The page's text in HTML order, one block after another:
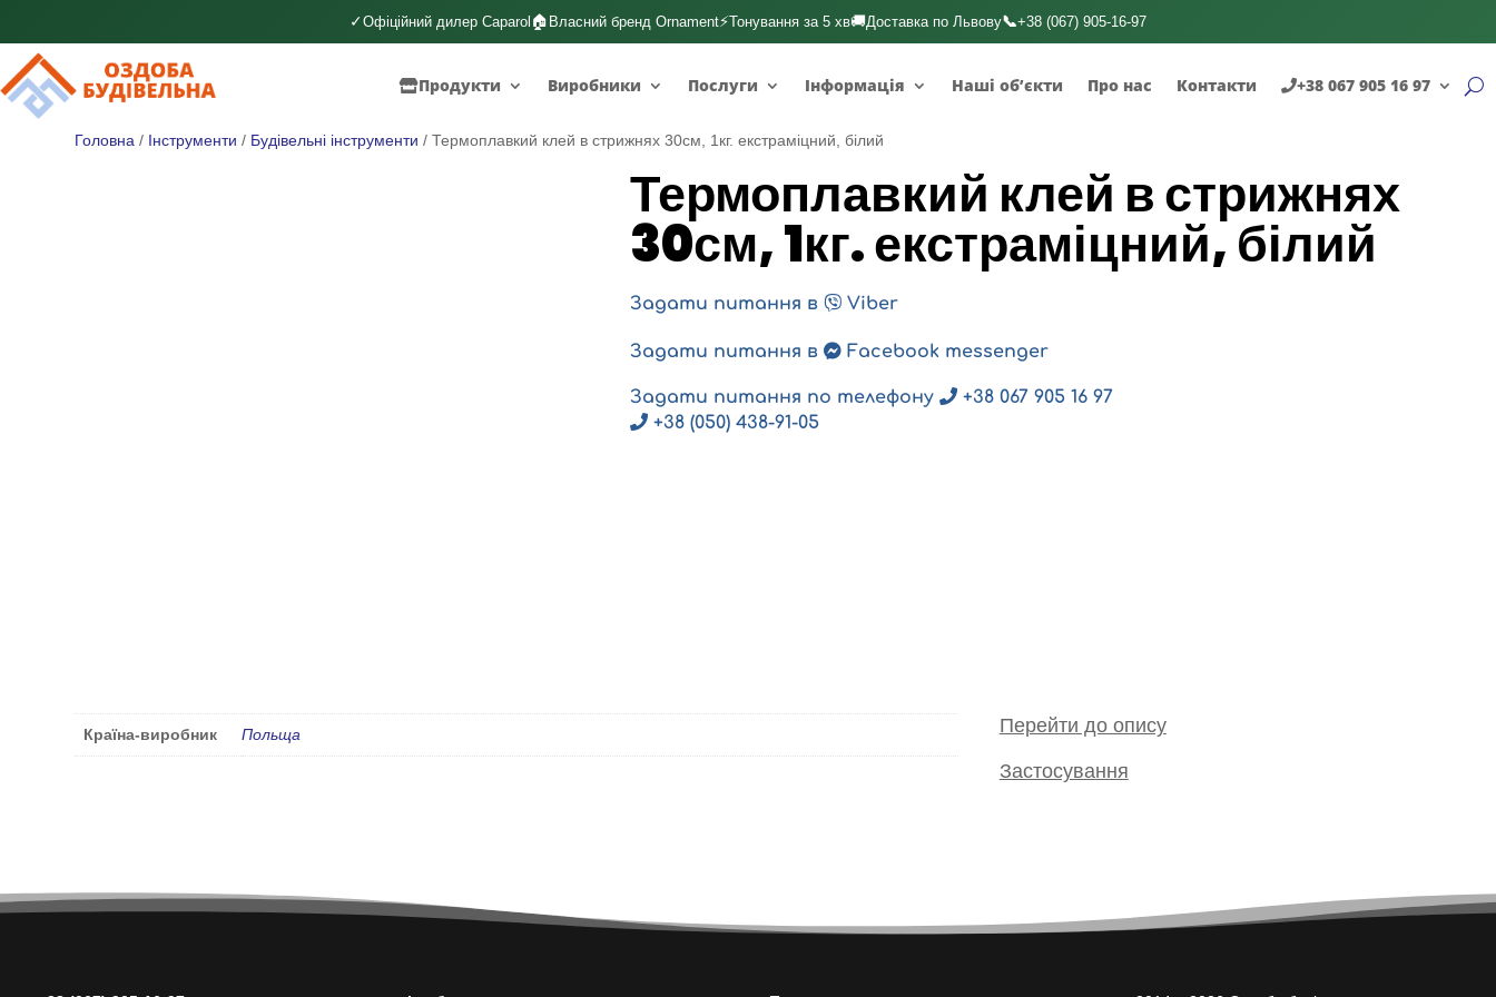
✓Офіційний дилер Caparol 🏠 Власний бренд Ornament⚡Тонування за 5 хв🚚Доставка по Львову📞+38 (067) 905-16-97
Продукти Виробники Послуги Інформація Наші об’єкти Про нас Контакти +38 067 905 16 97
Головна / Інструменти / Будівельні інструменти / Термоплавкий клей в стрижнях 30см, 1кг. екстраміцний, білий
Термоплавкий клей в стрижнях
30см, 1кг. екстраміцний, білий
Задати питання в Viber
Задати питання в Facebook messenger
Задати питання по телефону
+38 067 905 16 97
+38 (050) 438-91-05
Країна-виробник Польща Перейти до опису
Застосування